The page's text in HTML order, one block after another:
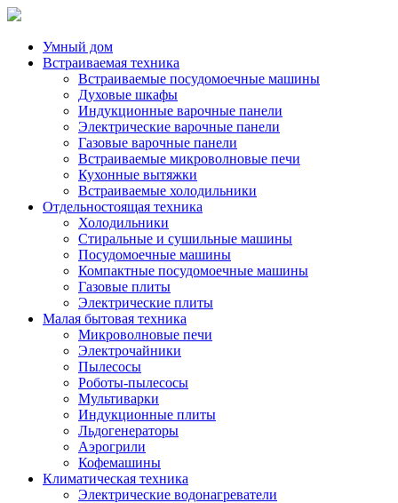
Умный дом
Встраиваемая техника
Встраиваемые посудомоечные машины
Духовые шкафы
Индукционные варочные панели
Электрические варочные панели
Газовые варочные панели
Встраиваемые микроволновые печи
Кухонные вытяжки
Встраиваемые холодильники
Отдельностоящая техника
Холодильники
Стиральные и сушильные машины
Посудомоечные машины
Компактные посудомоечные машины
Газовые плиты
Электрические плиты
Малая бытовая техника
Микроволновые печи
Электрочайники
Пылесосы
Роботы-пылесосы
Мультиварки
Индукционные плиты
Льдогенераторы
Аэрогрили
Кофемашины
Климатическая техника
Электрические водонагреватели